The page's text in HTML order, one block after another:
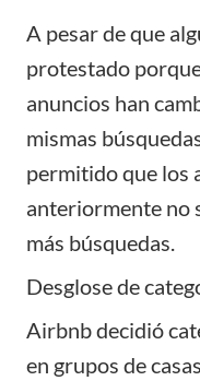
A pesar de que
protestado
anuncios han
mismas
permitido que los
anteriormente no
más búsquedas.
Desglose de
Airbnb decidió
en grupos de